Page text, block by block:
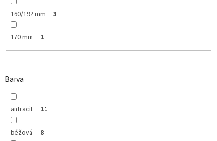
160/192 mm 3
170 mm 1
Barva
antracit 11
béžová 8